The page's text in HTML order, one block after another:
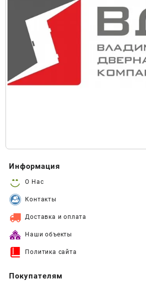
Информация
О Нас
Контакты
Доставка и оплата
Наши объекты
Политика сайта
Покупателям